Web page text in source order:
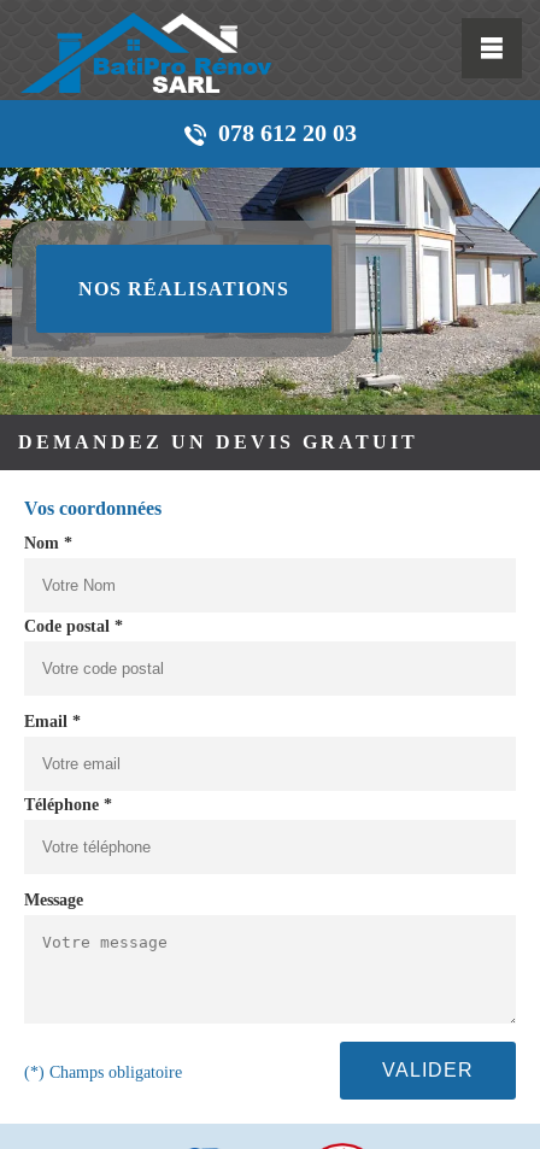
078 612 20 03
NOS RÉALISATIONS
DEMANDEZ UN DEVIS GRATUIT
Vos coordonnées
Nom *
Code postal *
Email *
Téléphone *
Message
(*) Champs obligatoire